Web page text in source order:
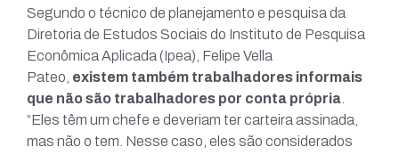
Segundo o técnico de planejamento e pesquisa da
Diretoria de Estudos Sociais do Instituto de Pesquisa
Econômica Aplicada (Ipea), Felipe Vella
Pateo, existem também trabalhadores informais
que não são trabalhadores por conta própria
“Eles têm um chefe e deveriam ter carteira assinada,
mas não o tem. Nesse caso, eles são considerados